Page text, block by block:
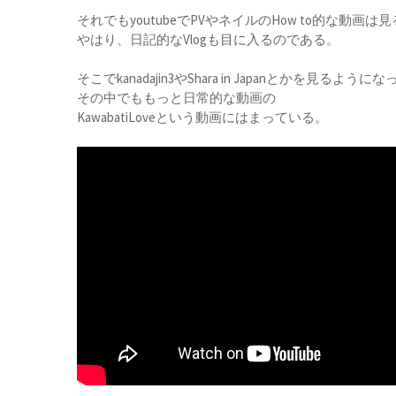
それでもyoutubeでPVやネイルのHow to的な動画は見
やはり、日記的なVlogも目に入るのである。
そこでkanadajin3やShara in Japanとかを見るようにな
その中でももっと日常的な動画の
KawabatiLoveという動画にはまっている。